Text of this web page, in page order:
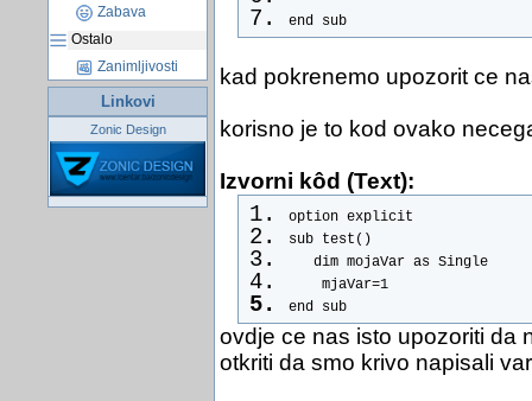
Zabava
Ostalo
Zanimljivosti
Linkovi
Zonic Design
end sub
kad pokrenemo upozorit ce
korisno je to kod ovako
Izvorni kôd (Text):
option explicit
sub test()
dim mojaVar as Single
mjaVar=1
end sub
ovdje ce nas isto upozoriti da
otkriti da smo krivo napisali